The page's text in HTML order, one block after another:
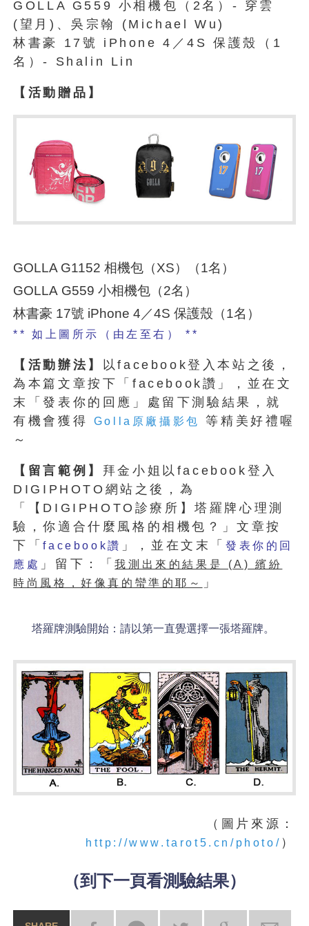
GOLLA G559 小相機包（2名）- 穿雲
(望月)、吳宗翰 (Michael Wu)
林書豪 17號 iPhone 4／4S 保護殼（1
名）- Shalin Lin
【活動贈品】
GOLLA G1152 相機包（XS）（1名）
GOLLA G559 小相機包（2名）
林書豪 17號 iPhone 4／4S 保護殼（1名）
** 如上圖所示（由左至右） **
【活動辦法】
以facebook登入本站之後，
為本篇文章按下「facebook讚」，並在文
末「發表你的回應」處留下測驗結果，就
有機會獲得
Golla原廠攝影包
等精美好禮喔
～
【留言範例】 拜金小姐以facebook登入
DIGIPHOTO網站之後，為
「【DIGIPHOTO診療所】塔羅牌心理測
驗，你適合什麼風格的相機包？」文章按
下「facebook讚 」，並在文末「 發表你的回
應處 」留下：「我測出來的結果是 (A) 繽紛
時尚風格，好像真的蠻準的耶～
」
塔羅牌測驗開始：請以第一直覺選擇一張塔羅牌。
（圖片來源：
http://www.tarot5.cn/photo/ ）
（到下一頁看測驗結果）